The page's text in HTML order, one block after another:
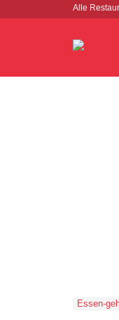
Alle
Essen-